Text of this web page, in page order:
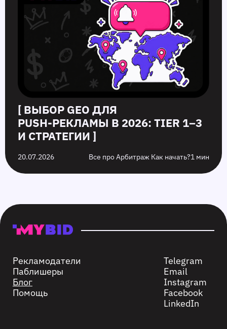
[ ВЫБОР GEO ДЛЯ
PUSH‑РЕКЛАМЫ В 2026: TIER 1–3
И СТРАТЕГИИ ]
20.07.2026 Все про Арбитраж Как начать?1 мин
Рекламодатели
Паблишеры
Блог
Помощь
Telegram
Email
Instagram
Facebook
LinkedIn